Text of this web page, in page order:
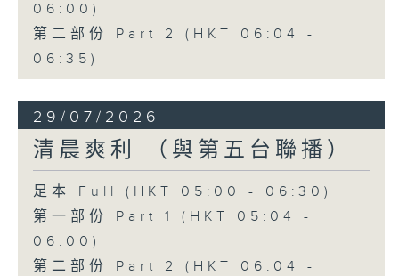
06:00)
第二部份 Part 2 (HKT 06:04 -
06:35)
29/07/2026
清晨爽利 （與第五台聯播）
足本 Full (HKT 05:00 - 06:30)
第一部份 Part 1 (HKT 05:04 -
06:00)
第二部份 Part 2 (HKT 06:04 -